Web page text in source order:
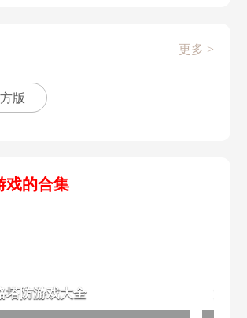
更多 >
版
戏的合集
塔防游戏大全